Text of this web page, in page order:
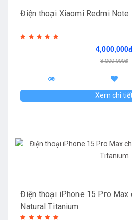
Điện thoại Xiaomi Redmi Note
8,000,000đ
Xem chi
Điện thoại iPhone 15 Pro Max
Natural Titanium